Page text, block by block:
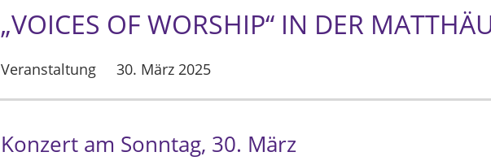
„VOICES OF WORSHIP“ IN DER
Veranstaltung 30. März 2025
Konzert am Sonntag, 30. März